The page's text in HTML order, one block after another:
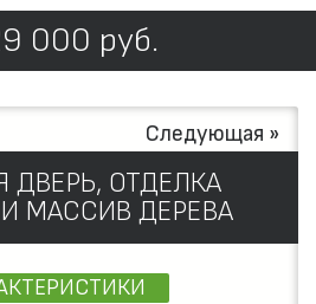
000 руб.
Следующая »
ДВЕРЬ, ОТДЕЛКА
МАССИВ ДЕРЕВА